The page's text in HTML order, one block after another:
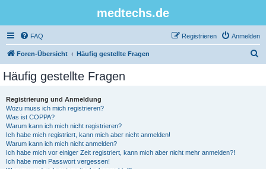
medtechs.de
FAQ Anmelden
Registrieren
Foren-Übersicht Häufig gestellte Fragen
Häufig gestellte Fragen
Registrierung und Anmeldung
Wozu muss ich mich registrieren?
Was ist COPPA?
Warum kann ich mich nicht registrieren?
Ich habe mich registriert, kann mich aber nicht anmelden!
Warum kann ich mich nicht anmelden?
Ich habe mich vor einiger Zeit registriert, kann mich aber nicht mehr anmelden?!
Ich habe mein Passwort vergessen!